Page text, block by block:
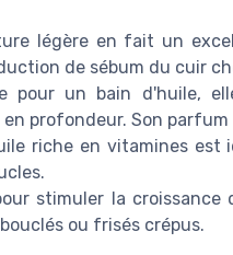
légère en fait un
de sébum du cuir
pour un bain d'huile,
profondeur. Son parfum
riche en vitamines est
stimuler la
ou frisés crépus.